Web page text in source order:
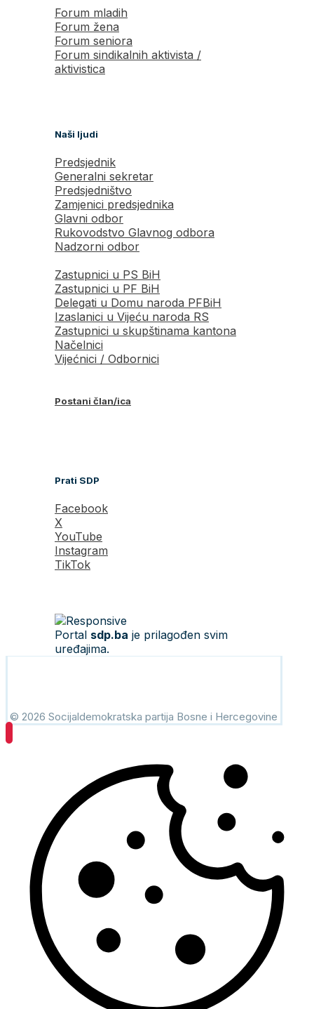
Forum mladih
Forum žena
Forum seniora
Forum sindikalnih aktivista /
aktivistica
Naši ljudi
Predsjednik
Generalni sekretar
Predsjedništvo
Zamjenici predsjednika
Glavni odbor
Rukovodstvo Glavnog odbora
Nadzorni odbor
Zastupnici u PS BiH
Zastupnici u PF BiH
Delegati u Domu naroda PFBiH
Izaslanici u Vijeću naroda RS
Zastupnici u skupštinama kantona
Načelnici
Vijećnici / Odbornici
Postani član/ica
Prati SDP
Facebook
X
YouTube
Instagram
TikTok
Portal sdp.ba je prilagođen svim
uređajima.
© 2026 Socijaldemokratska partija Bosne i Hercegovine